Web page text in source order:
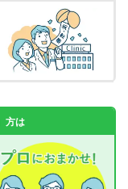
方は